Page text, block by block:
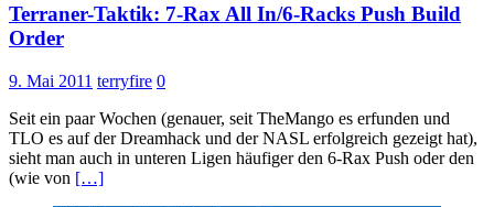
Terraner-Taktik: 7-Rax All In/6-Racks Push Build
Order
9. Mai 2011 terryfire 0
Seit ein paar Wochen (genauer, seit TheMango es erfunden und
TLO es auf der Dreamhack und der NASL erfolgreich gezeigt hat),
sieht man auch in unteren Ligen häufiger den 6-Rax Push oder den
(wie von […]